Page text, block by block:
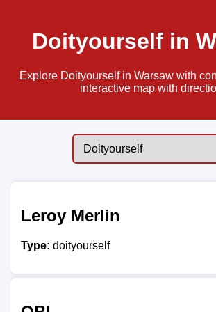
Doityourself in
Explore Doityourself in Warsaw with
interactive map with
Leroy Merlin
Type: doityourself